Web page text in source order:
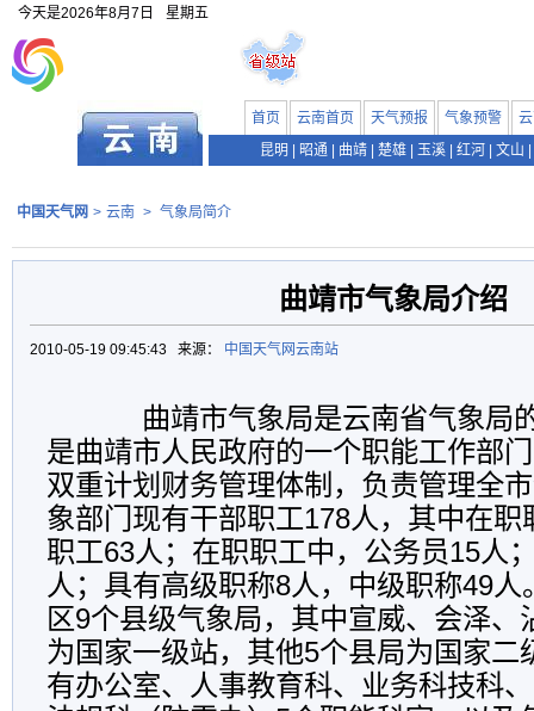
今天是2026年8月7日 星期五
首页 云南首页 天气预报 气象预警
昆明
昭通 曲靖 楚雄 玉溪 红河 文山
中国天气网 > 云南 > 气象局简介
曲靖市气象局介绍
2010-05-19 09:45:43 来源： 中国天气网云南站
曲靖市气象局是云南省气象局
是曲靖市人民政府的一个职能工作部
双重计划财务管理体制，负责管理全
象部门现有干部职工178人，其中在职
职工63人；在职职工中，公务员15人
人；具有高级职称8人，中级职称49
区9个县级气象局，其中宣威、会泽、
为国家一级站，其他5个县局为国家二
有办公室、人事教育科、业务科技科